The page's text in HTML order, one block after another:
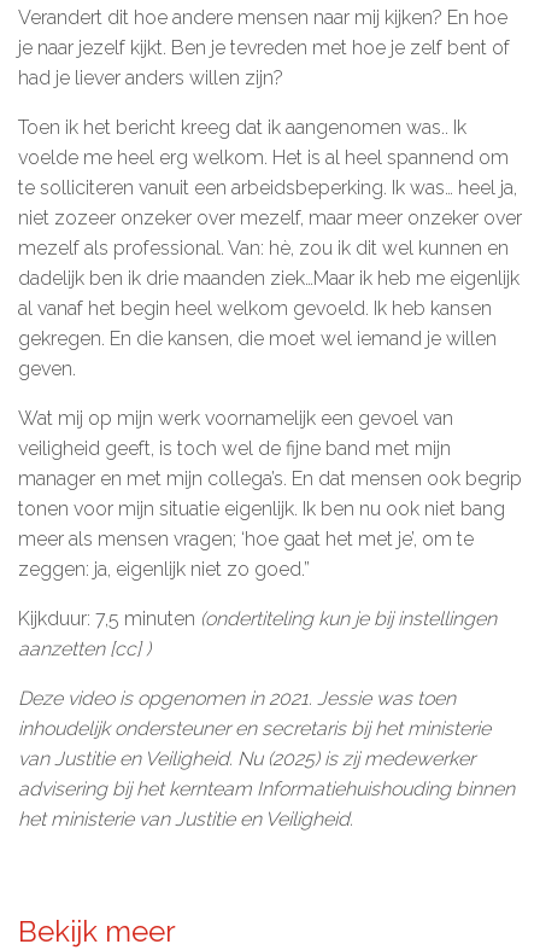
De beweging in cijfers
De kalender
Over ons
Deelnemers & allianties
Updates & nieuws
Contact
Privacy Statement
Cookiebeleid (EU)
Verandert dit hoe andere mensen naar mij kijken? En hoe
je naar jezelf kijkt. Ben je tevreden met hoe je zelf bent of
had je liever anders willen zijn?
Toen ik het bericht kreeg dat ik aangenomen was.. Ik
voelde me heel erg welkom. Het is al heel spannend om
te solliciteren vanuit een arbeidsbeperking. Ik was… heel ja,
niet zozeer onzeker over mezelf, maar meer onzeker over
mezelf als professional. Van: hè, zou ik dit wel kunnen en
dadelijk ben ik drie maanden ziek…Maar ik heb me eigenlijk
al vanaf het begin heel welkom gevoeld. Ik heb kansen
gekregen. En die kansen, die moet wel iemand je willen
geven.
Wat mij op mijn werk voornamelijk een gevoel van
veiligheid geeft, is toch wel de fijne band met mijn
manager en met mijn collega’s. En dat mensen ook begrip
tonen voor mijn situatie eigenlijk. Ik ben nu ook niet bang
meer als mensen vragen; ‘hoe gaat het met je’, om te
zeggen: ja, eigenlijk niet zo goed.”
Kijkduur: 7,5 minuten (ondertiteling kun je bij instellingen
aanzetten [cc] )
Deze video is opgenomen in 2021. Jessie was toen
inhoudelijk ondersteuner en secretaris bij het ministerie
van Justitie en Veiligheid. Nu (2025) is zij medewerker
advisering bij het kernteam Informatiehuishouding binnen
het ministerie van Justitie en Veiligheid.
Bekijk meer